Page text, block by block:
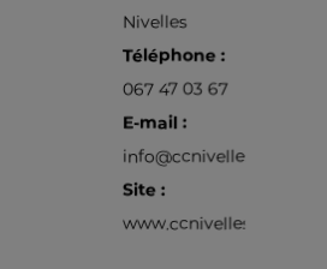
Nivelles
Téléphone :
067 47 03 67
E-mail :
info@ccnivelles.be
Site :
www.ccnivelles.be